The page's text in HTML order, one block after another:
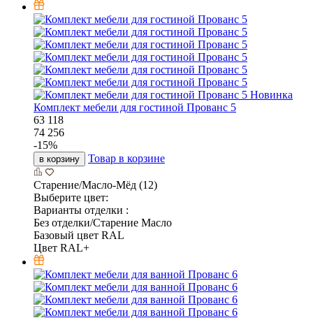
Новинка
Комплект мебели для гостиной Прованс 5
63 118
74 256
-15%
в корзину Товар в корзине
Старение/Масло-Мёд (12)
Выберите цвет:
Варианты отделки :
Без отделки/Старение Масло
Базовый цвет RAL
Цвет RAL+